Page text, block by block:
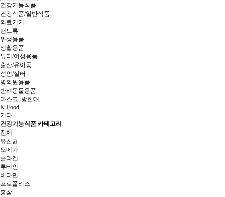
건강기능식품
건강식품/일반식품
의료기기
밴드류
위생용품
생활용품
뷰티/여성용품
출산/유아동
성인/실버
병의원용품
반려동물용품
마스크, 방한대
K-Food
기타
건강기능식품 카테고리
전체
유산균
오메가
콜라겐
루테인
비타민
프로폴리스
홍삼